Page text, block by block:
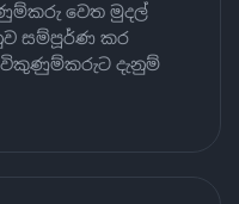
වෙත මුදල්
සම්පූර්ණ කර
විකුණුම්කරුට දැනුම්